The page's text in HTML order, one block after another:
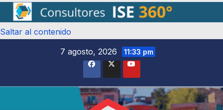
Saltar al contenido
7 agosto, 2026
11:33 pm